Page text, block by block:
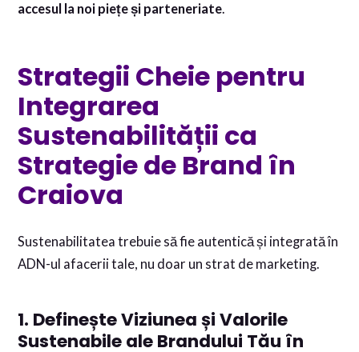
accesul la noi piețe și parteneriate.
Strategii Cheie pentru
Integrarea
Sustenabilității ca
Strategie de Brand în
Craiova
Sustenabilitatea trebuie să fie autentică și integrată în
ADN-ul afacerii tale, nu doar un strat de marketing.
1. Definește Viziunea și Valorile
Sustenabile ale Brandului Tău în